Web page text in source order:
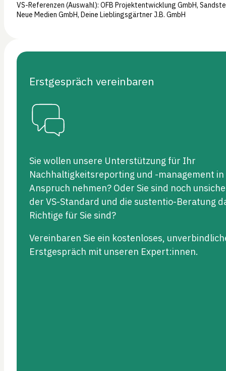
VS-Referenzen (Auswahl): OFB Projektentwicklung GmbH,
Neue Medien GmbH, Deine Lieblingsgärtner J.B. GmbH
Erstgespräch vereinbaren
Sie wollen unsere Unterstützung für Ihr
Nachhaltigkeitsreporting und -management in
Anspruch nehmen? Oder Sie sind noch
der VS-Standard und die sustentio-Beratung
Richtige für Sie sind?
Vereinbaren Sie ein kostenloses,
Erstgespräch mit unseren Expert:innen.